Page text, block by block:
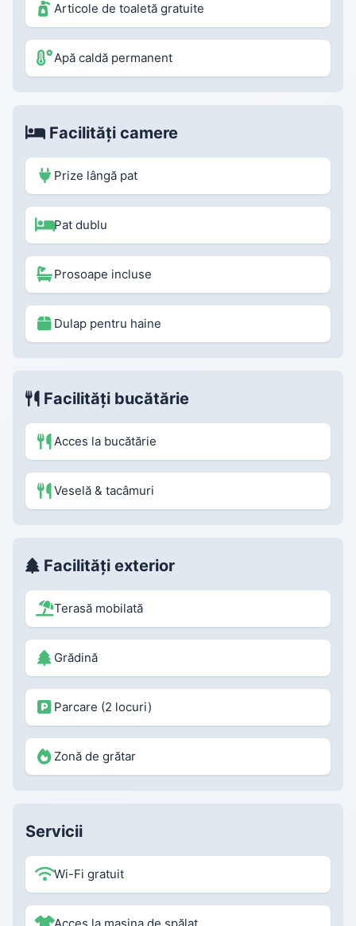
Articole de toaletă gratuite
Apă caldă permanent
Facilități camere
Prize lângă pat
Pat dublu
Prosoape incluse
Dulap pentru haine
Facilități bucătărie
Acces la bucătărie
Veselă & tacâmuri
Facilități exterior
Terasă mobilată
Grădină
Parcare (2 locuri)
Zonă de grătar
Servicii
Wi-Fi gratuit